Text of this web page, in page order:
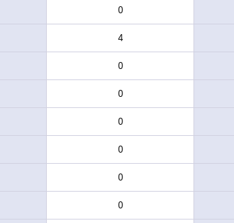
0
4
0
0
0
0
0
0